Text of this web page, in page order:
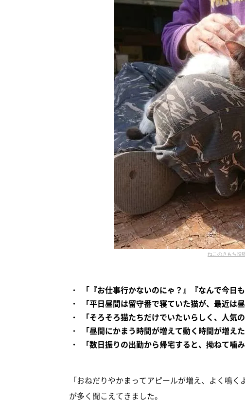
ねこのきもち投
「『お仕事行かないのにゃ？』『なんで今日
「平日昼間は留守番で寝ていた猫が、最近は
「そろそろ猫たちだけでいたいらしく、人気
「昼間にかまう時間が増えて動く時間が増え
「数日振りの出勤から帰宅すると、拗ねて噛み
「おねだりやかまってアピールが増え、よく鳴
が多く聞こえてきました。